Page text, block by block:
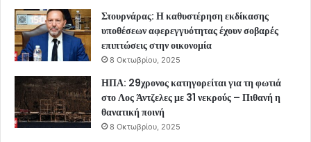
Στουρνάρας: Η καθυστέρηση εκδίκασης
υποθέσεων αφερεγγυότητας έχουν σοβαρές
επιπτώσεις στην οικονομία
8 Οκτωβρίου, 2025
ΗΠΑ: 29χρονος κατηγορείται για τη φωτιά
στο Λος Άντζελες με 31 νεκρούς – Πιθανή η
θανατική ποινή
8 Οκτωβρίου, 2025